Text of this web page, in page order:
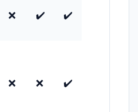
❌ ✔️ ✔️
❌ ❌ ✔️